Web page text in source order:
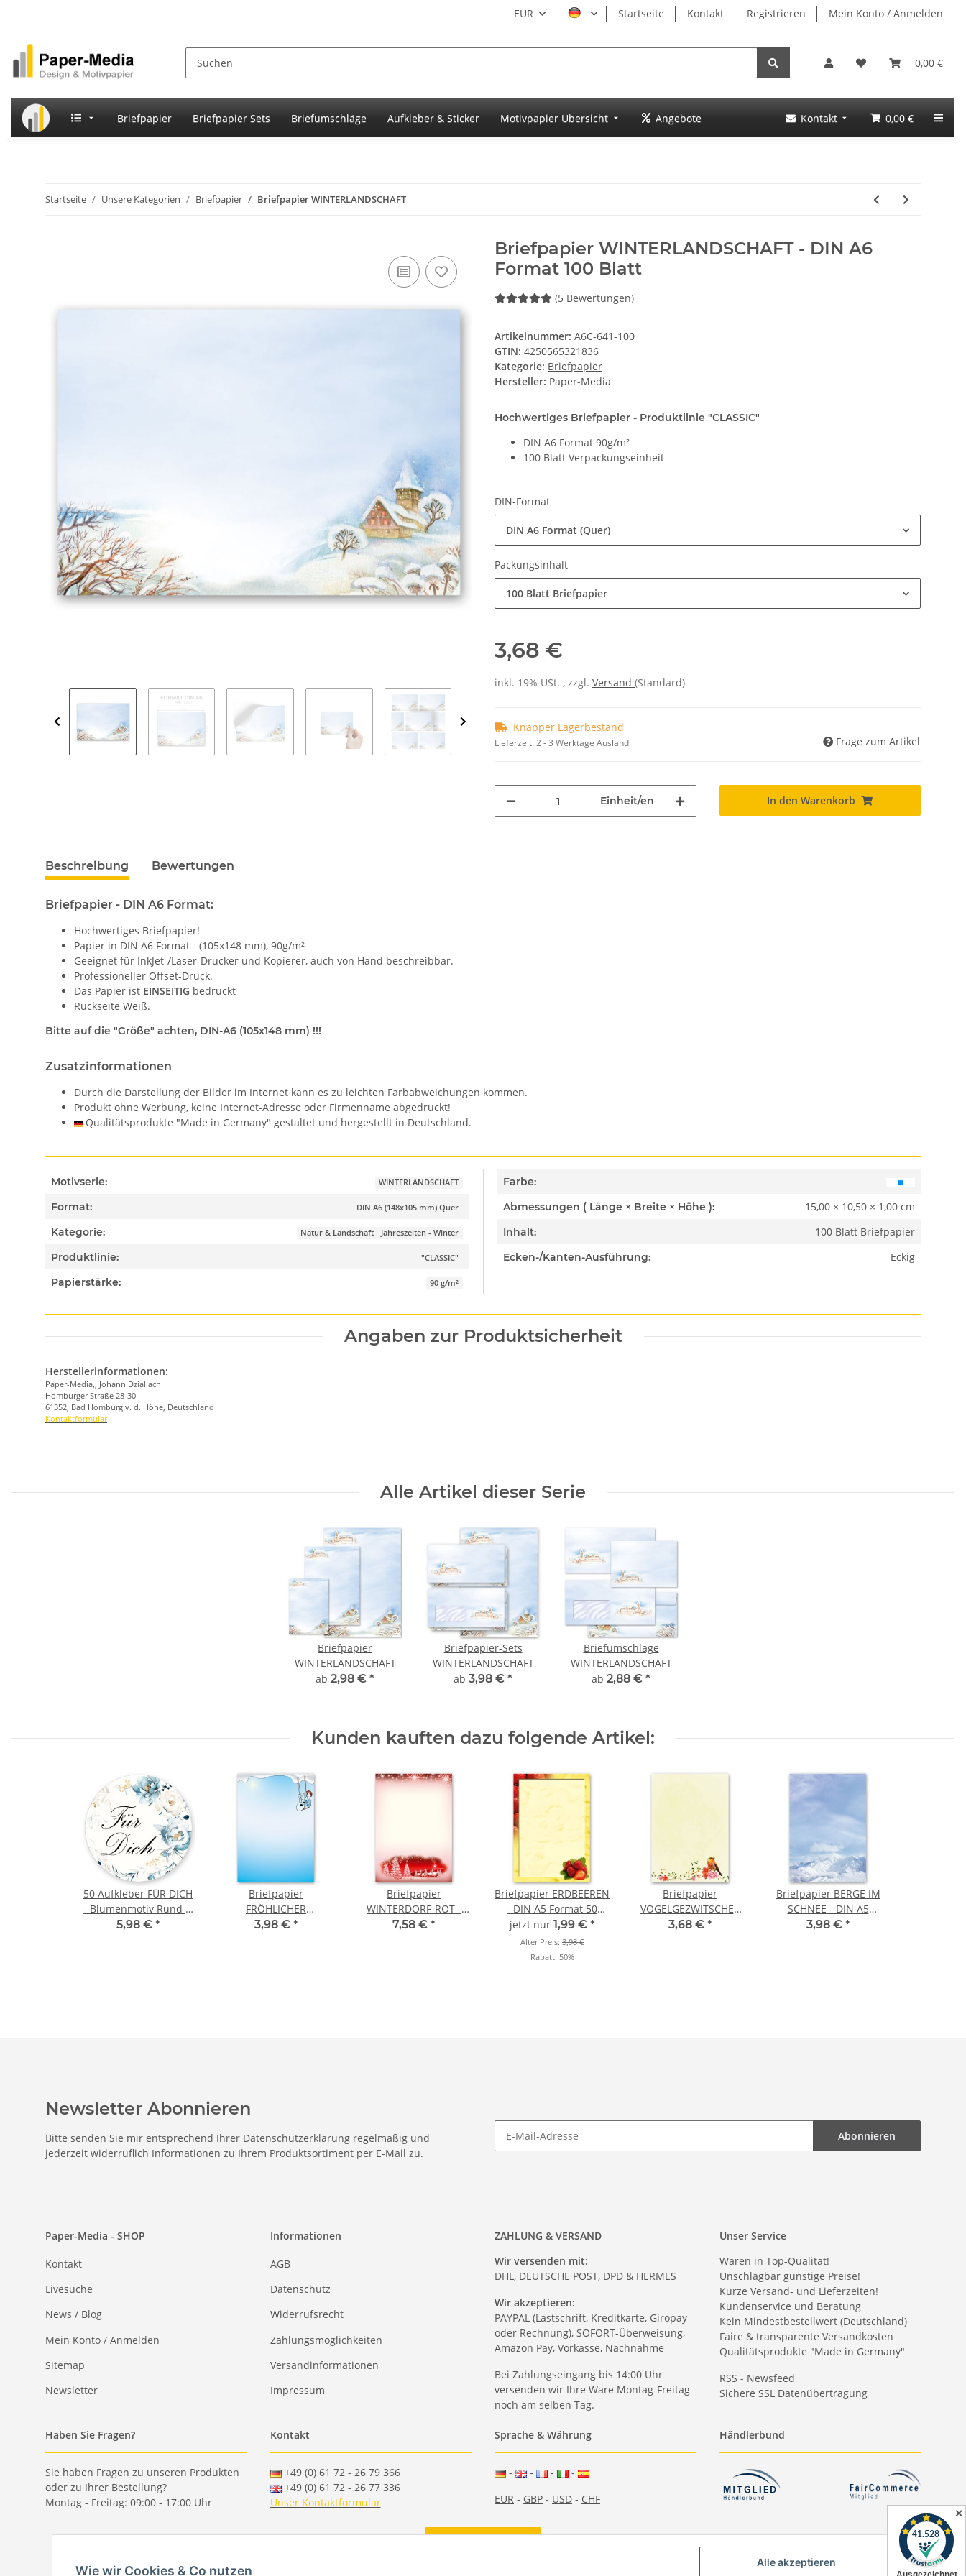
EUR Startseite Kontakt Registrieren Mein Konto / Anmelden
0,00 €
Briefpapier Briefpapier Sets Briefumschläge Aufkleber & Sticker Motivpapier Übersicht Angebote Kontakt 0,00 €
Startseite Unsere Kategorien Briefpapier Briefpapier WINTERLANDSCHAFT
Briefpapier WINTERLANDSCHAFT - DIN A6
Format 100 Blatt
(5 Bewertungen)
Artikelnummer: A6C-641-100
GTIN: 4250565321836
Kategorie: Briefpapier
Hersteller: Paper-Media
Hochwertiges Briefpapier - Produktlinie "CLASSIC"
DIN A6 Format 90g/m²
100 Blatt Verpackungseinheit
DIN-Format
DIN A6 Format (Quer)
Packungsinhalt
100 Blatt Briefpapier
3,68 €
inkl. 19% USt. , zzgl. Versand (Standard)
Knapper Lagerbestand
Lieferzeit:2 - 3 Werktage Ausland Frage zum Artikel
Einheit/en In den Warenkorb
Beschreibung Bewertungen
Briefpapier - DIN A6 Format:
Hochwertiges Briefpapier!
Papier in DIN A6 Format - (105x148 mm), 90g/m²
Geeignet für InkJet-/Laser-Drucker und Kopierer, auch von Hand beschreibbar.
Professioneller Offset-Druck.
Das Papier ist EINSEITIG bedruckt
Rückseite Weiß.
Bitte auf die "Größe" achten, DIN-A6 (105x148 mm) !!!
Zusatzinformationen
Durch die Darstellung der Bilder im Internet kann es zu leichten Farbabweichungen kommen.
Produkt ohne Werbung, keine Internet-Adresse oder Firmenname abgedruckt!
Qualitätsprodukte "Made in Germany" gestaltet und hergestellt in Deutschland.
Motivserie: WINTERLANDSCHAFT
Format: DIN A6 (148x105 mm) Quer
Kategorie: Natur & Landschaft Jahreszeiten - Winter
Produktlinie: "CLASSIC"
Papierstärke: 90 g/m²
Farbe:
Abmessungen ( Länge × Breite × Höhe ):
15,00 × 10,50 × 1,00 cm
Inhalt: 100 Blatt Briefpapier
Ecken-/Kanten-Ausführung: Eckig
Angaben zur Produktsicherheit
Herstellerinformationen:
Paper-Media,, Johann Dziallach
Homburger Straße 28-30
61352, Bad Homburg v. d. Höhe, Deutschland
Kontaktformular
Alle Artikel dieser Serie
Briefpapier
WINTERLANDSCHAFT
ab 2,98 € *
Briefpapier-Sets
WINTERLANDSCHAFT
ab 3,98 € *
Briefumschläge
WINTERLANDSCHAFT
ab 2,88 € *
Kunden kauften dazu folgende Artikel:
50 Aufkleber FÜR DICH
- Blumenmotiv Rund Ø
4,5 cm
5,98 € *
Briefpapier
FRÖHLICHER
SCHNEEMANN - DIN A5
3,98 € *
Briefpapier
WINTERDORF-ROT -
DIN A5 Format 100 Blatt
7,58 € *
Briefpapier ERDBEEREN
- DIN A5 Format 50
Blatt
jetzt nur 1,99 € *
Alter Preis: 3,98 €
Rabatt: 50%
Briefpapier
VOGELGEZWITSCHER
DIN A6 Format 100 Blatt
3,68 € *
Briefpapier BERGE IM
SCHNEE - DIN A5
Format 50 Blatt
3,98 € *
Newsletter Abonnieren
Bitte senden Sie mir entsprechend Ihrer Datenschutzerklärung regelmäßig und
jederzeit widerruflich Informationen zu Ihrem Produktsortiment per E-Mail zu.
Abonnieren
Paper-Media - SHOP
Kontakt
Livesuche
News / Blog
Mein Konto / Anmelden
Sitemap
Newsletter
Informationen
AGB
Datenschutz
Widerrufsrecht
Zahlungsmöglichkeiten
Versandinformationen
Impressum
ZAHLUNG & VERSAND
Wir versenden mit:
DHL, DEUTSCHE POST, DPD & HERMES
Wir akzeptieren:
PAYPAL (Lastschrift, Kreditkarte, Giropay
oder Rechnung), SOFORT-Überweisung,
Amazon Pay, Vorkasse, Nachnahme
Bei Zahlungseingang bis 14:00 Uhr
versenden wir Ihre Ware Montag-Freitag
noch am selben Tag.
Unser Service
Waren in Top-Qualität!
Unschlagbar günstige Preise!
Kurze Versand- und Lieferzeiten!
Kundenservice und Beratung
Kein Mindestbestellwert (Deutschland)
Faire & transparente Versandkosten
Qualitätsprodukte "Made in Germany"
RSS - Newsfeed
Sichere SSL Datenübertragung
Haben Sie Fragen?
Sie haben Fragen zu unseren Produkten
oder zu Ihrer Bestellung?
Montag - Freitag: 09:00 - 17:00 Uhr
Kontakt
+49 (0) 61 72 - 26 79 366
+49 (0) 61 72 - 26 77 336
Unser Kontaktformular
Sprache & Währung
- - -
-
EUR - GBP - USD - CHF
Händlerbund
✕
Wie wir Cookies & Co nutzen
Alle akzeptieren